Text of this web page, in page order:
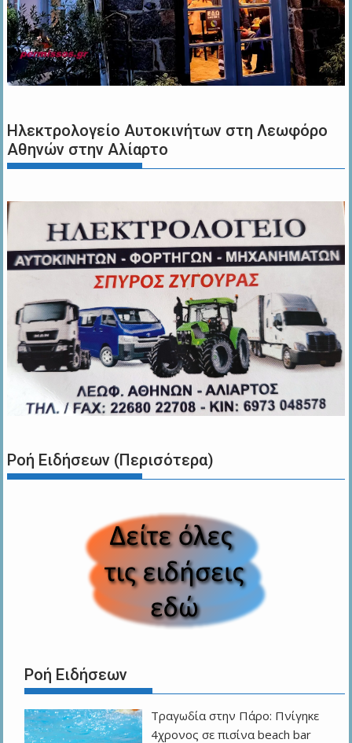
Ηλεκτρολογείο Αυτοκινήτων στη Λεωφόρο
Αθηνών στην Αλίαρτο
Ροή Ειδήσεων (Περισότερα)
Ροή Ειδήσεων
Τραγωδία στην Πάρο: Πνίγηκε
4χρονος σε πισίνα beach bar